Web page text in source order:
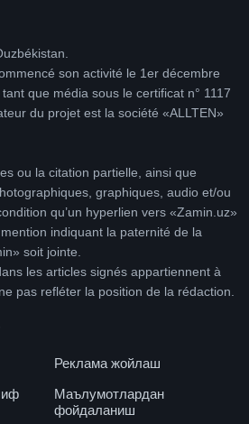
son activité le 1er décembre
que média sous le certificat n° 1117
du projet est la société «ALLTEN»
ou la citation partielle, ainsi que
graphiques, audio et/ou
qu’un hyperlien vers «Zamin.uz»
indiquant la paternité de la
soit jointe.
les articles signés appartiennent à
pas refléter la position de la rédaction.
Реклама жойлаш
Маълумотлардан
фойдаланиш